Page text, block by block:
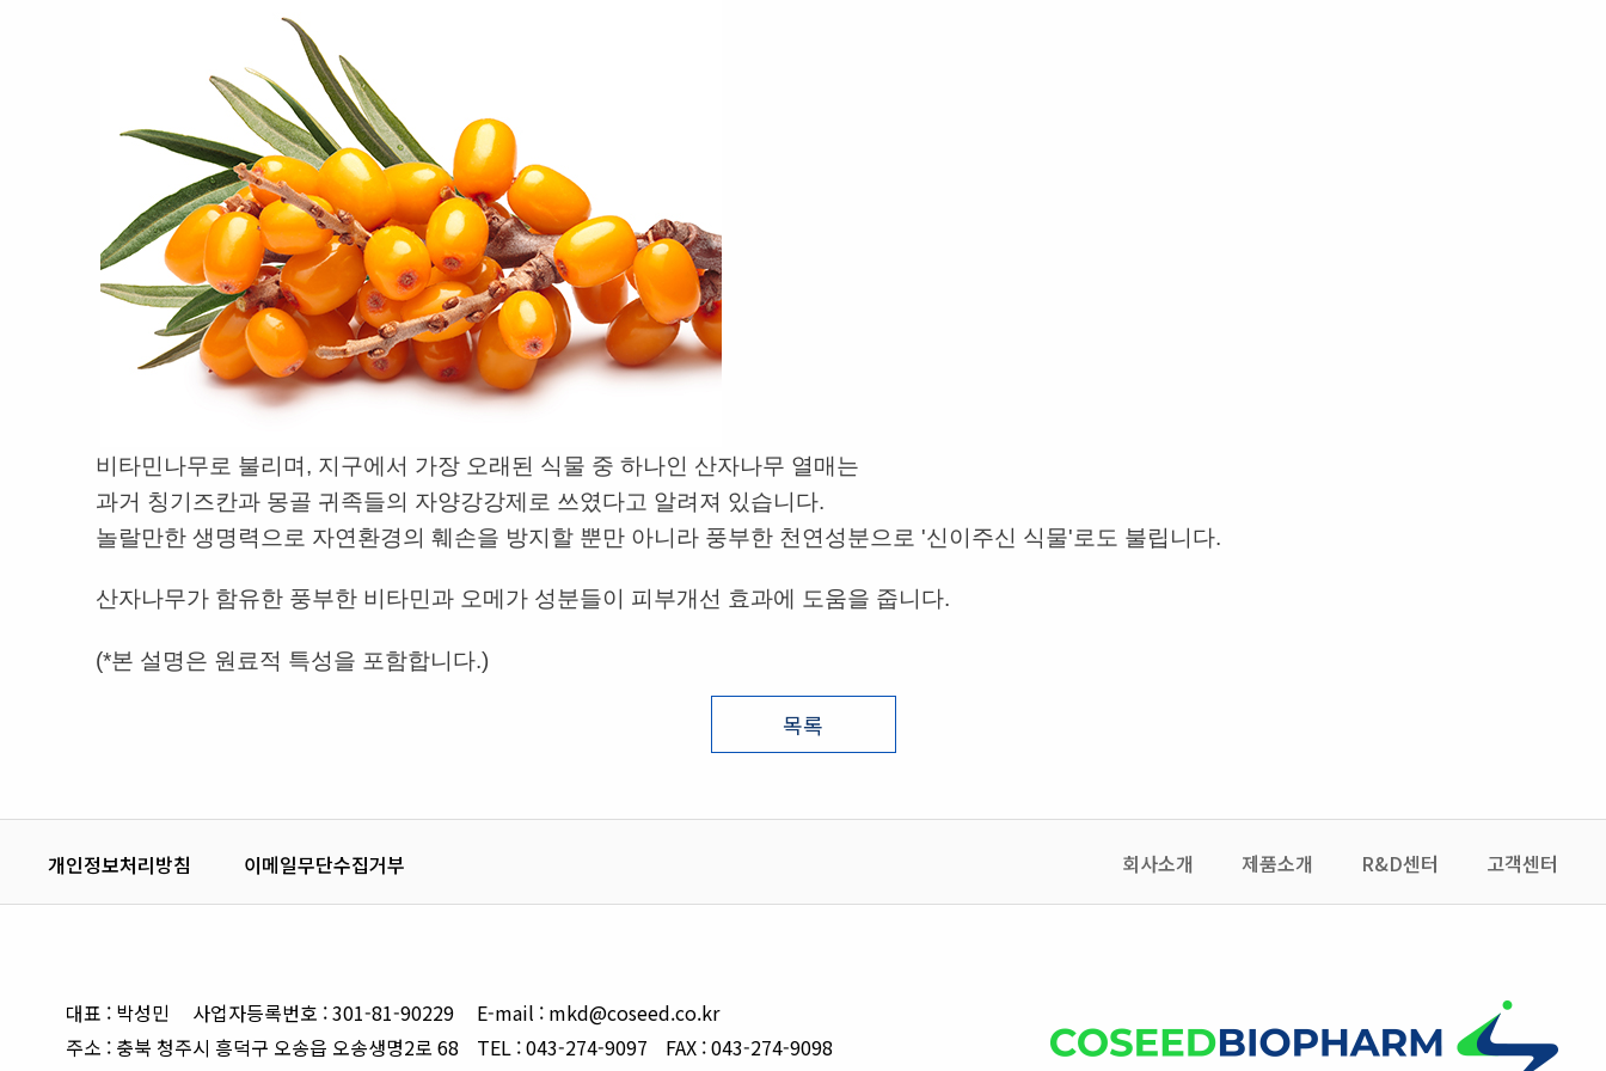
비타민나무로 불리며, 지구에서 가장 오래된 식물 중 하나인 산자나무 열매는
과거 칭기즈칸과 몽골 귀족들의 자양강강제로 쓰였다고 알려져 있습니다.
놀랄만한 생명력으로 자연환경의 훼손을 방지할 뿐만 아니라 풍부한 천연성분으로 '신이주신 식물'로도 불립니다.
산자나무가 함유한 풍부한 비타민과 오메가 성분들이 피부개선 효과에 도움을 줍니다.
(*본 설명은 원료적 특성을 포함합니다.)
목록
개인정보처리방침 이메일무단수집거부 회사소개 제품소개 R&D센터 고객센터
대표 : 박성민 사업자등록번호 : 301-81-90229
E-mail : mkd@coseed.co.kr
주소 : 충북 청주시 흥덕구 오송읍 오송생명2로 68
TEL : 043-274-9097 FAX : 043-274-9098